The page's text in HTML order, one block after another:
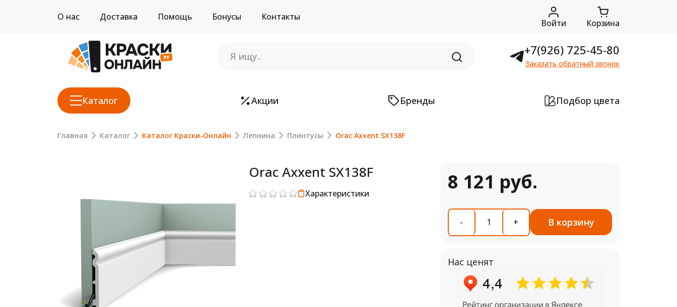
О нас Доставка Помощь Бонусы Контакты
Войти Корзина
+7(926) 725-45-80
Заказать обратный звонок
Каталог Акции Бренды Подбор цвета
Главная Каталог Каталог Краски-Онлайн Лепнина Плинтусы Orac Axxent SX138F
Orac Axxent SX138F
Характеристики 8 121 руб.
- + В корзину
Нас ценят